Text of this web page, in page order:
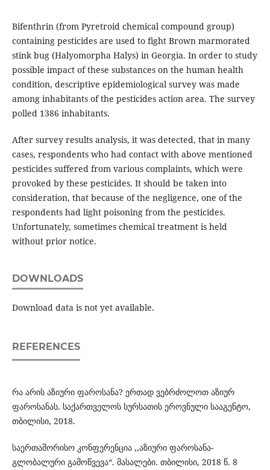
Bifenthrin (from Pyretroid chemical compound group)
containing pesticides are used to fight Brown marmorated
stink bug (Halyomorpha Halys) in Georgia. In order to study
possible impact of these substances on the human health
condition, descriptive epidemiological survey was made
among inhabitants of the pesticides action area. The survey
polled 1386 inhabitants.
After survey results analysis, it was detected, that in many
cases, respondents who had contact with above mentioned
pesticides suffered from various complaints, which were
provoked by these pesticides. It should be taken into
consideration, that because of the negligence, one of the
respondents had light poisoning from the pesticides.
Unfortunately, sometimes chemical treatment is held
without prior notice.
DOWNLOADS
Download data is not yet available.
REFERENCES
რა არის აზიური ფაროსანა? ერთად ვებრძოლოთ აზიურ
ფაროსანას. საქართველოს სურსათის ეროვნული სააგენტო,
თბილისი, 2018.
საერთაშორისო კონფერენცია ,,აზიური ფაროსანა-
გლობალური გამოწვევა“. მასალები. თბილისი, 2018 წ. 8